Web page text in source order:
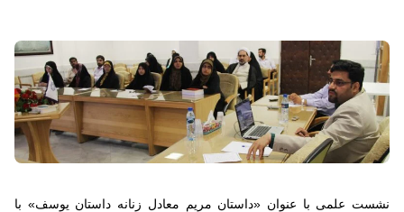
نشست علمی با عنوان «داستان مریم معادل زنانه داستان یوسف» با